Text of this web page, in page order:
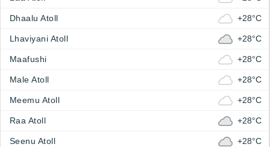
Dhaalu Atoll +28°C
Lhaviyani Atoll +28°C
Maafushi +28°C
Male Atoll +28°C
Meemu Atoll +28°C
Raa Atoll +28°C
Seenu Atoll +28°C